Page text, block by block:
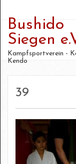
Suchen
nach:
Bushido
Siegen
Kampfsportverein -
Kendo
39